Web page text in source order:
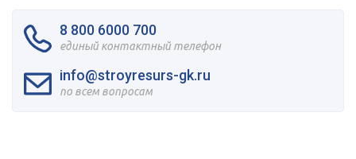
8 800 6000 700
единый контактный телефон
info@stroyresurs-gk.ru
по всем вопросам